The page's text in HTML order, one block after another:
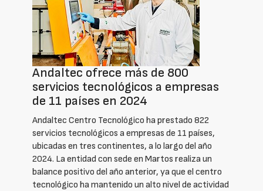
Andaltec ofrece más de 800
servicios tecnológicos a empresas
de 11 países en 2024
Andaltec Centro Tecnológico ha prestado 822
servicios tecnológicos a empresas de 11 países,
ubicadas en tres continentes, a lo largo del año
2024. La entidad con sede en Martos realiza un
balance positivo del año anterior, ya que el centro
tecnológico ha mantenido un alto nivel de actividad